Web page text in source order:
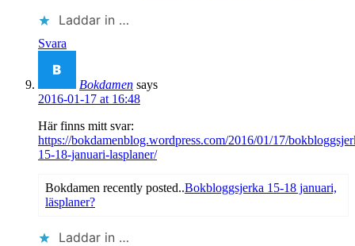
Laddar in …
Svara
Bokdamen says
2016-01-17 at 16:48
Här finns mitt svar:
https://bokdamenblog.wordpress.com/2016/01/17/
15-18-januari-lasplaner/
Bokdamen recently posted..Bokbloggsjerka 15-18 januari,
läsplaner?
Laddar in …